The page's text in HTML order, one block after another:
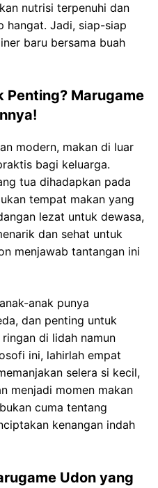
nutrisi terpenuhi dan
hangat. Jadi, siap-siap
baru bersama buah
Penting? Marugame
modern, makan di luar
bagi keluarga.
tua dihadapkan pada
tempat makan yang
lezat untuk dewasa,
dan sehat untuk
menjawab tantangan ini
anak punya
dan penting untuk
di lidah namun
ini, lahirlah empat
selera si kecil,
menjadi momen makan
cuma tentang
kenangan indah
Udon yang